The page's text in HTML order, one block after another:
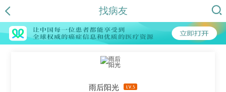
找病友
雨后阳光